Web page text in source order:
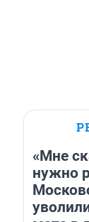
«Мне
нужно